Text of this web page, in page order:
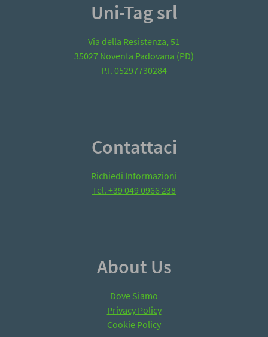
Uni-Tag srl
Via della Resistenza, 51
35027 Noventa Padovana (PD)
P.I. 05297730284
Contattaci
Richiedi Informazioni
Tel. +39 049 0966 238
About Us
Dove Siamo
Privacy Policy
Cookie Policy